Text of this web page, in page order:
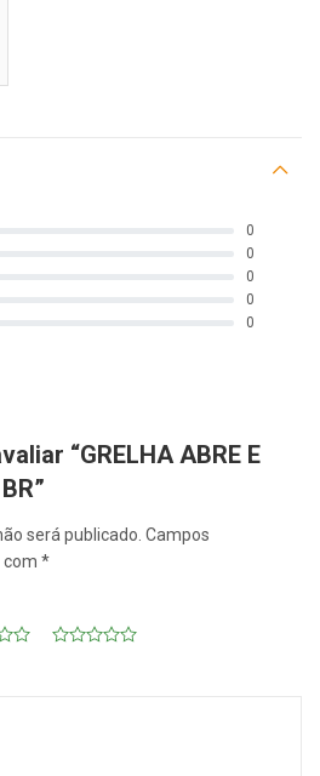
0
0
0
0
0
“GRELHA ABRE E
será publicado. Campos
com *